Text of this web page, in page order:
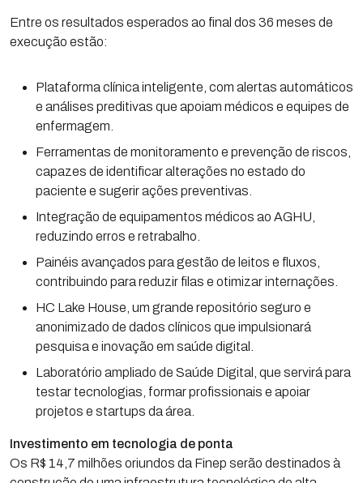
Entre os resultados esperados ao final dos 36 meses de
execução estão:
Plataforma clínica inteligente, com alertas automáticos
e análises preditivas que apoiam médicos e equipes de
enfermagem.
Ferramentas de monitoramento e prevenção de riscos,
capazes de identificar alterações no estado do
paciente e sugerir ações preventivas.
Integração de equipamentos médicos ao AGHU,
reduzindo erros e retrabalho.
Painéis avançados para gestão de leitos e fluxos,
contribuindo para reduzir filas e otimizar internações.
HC Lake House, um grande repositório seguro e
anonimizado de dados clínicos que impulsionará
pesquisa e inovação em saúde digital.
Laboratório ampliado de Saúde Digital, que servirá para
testar tecnologias, formar profissionais e apoiar
projetos e startups da área.
Investimento em tecnologia de ponta
Os R$ 14,7 milhões oriundos da Finep serão destinados à